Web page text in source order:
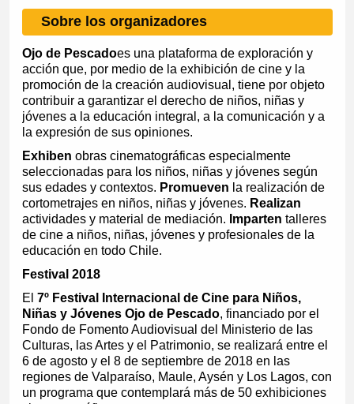
Sobre los organizadores
Ojo de Pescadoes una plataforma de exploración y
acción que, por medio de la exhibición de cine y la
promoción de la creación audiovisual, tiene por objeto
contribuir a garantizar el derecho de niños, niñas y
jóvenes a la educación integral, a la comunicación y a
la expresión de sus opiniones.
Exhiben obras cinematográficas especialmente
seleccionadas para los niños, niñas y jóvenes según
sus edades y contextos. Promueven la realización de
cortometrajes en niños, niñas y jóvenes. Realizan
actividades y material de mediación. Imparten talleres
de cine a niños, niñas, jóvenes y profesionales de la
educación en todo Chile.
Festival 2018
El 7º Festival Internacional de Cine para Niños,
Niñas y Jóvenes Ojo de Pescado, financiado por el
Fondo de Fomento Audiovisual del Ministerio de las
Culturas, las Artes y el Patrimonio, se realizará entre el
6 de agosto y el 8 de septiembre de 2018 en las
regiones de Valparaíso, Maule, Aysén y Los Lagos, con
un programa que contemplará más de 50 exhibiciones